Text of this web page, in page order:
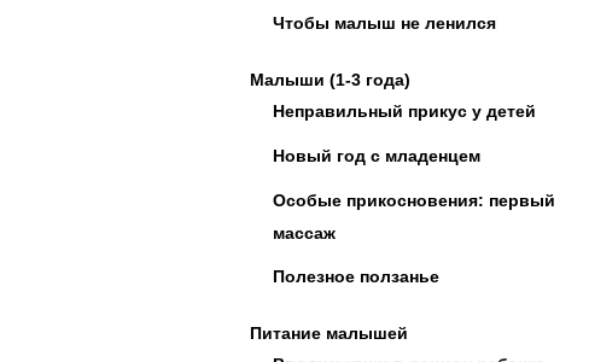
Чтобы малыш не ленился
Малыши (1-3 года)
Неправильный прикус у детей
Новый год с младенцем
Особые прикосновения: первый
массаж
Полезное ползанье
Питание малышей